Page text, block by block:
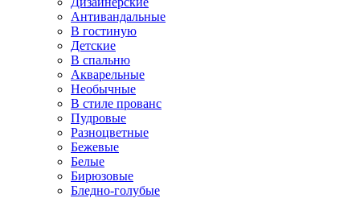
Антивандальные
В гостиную
Детские
В спальню
Акварельные
Необычные
В стиле прованс
Пудровые
Разноцветные
Бежевые
Белые
Бирюзовые
Бледно-голубые